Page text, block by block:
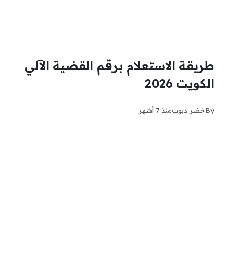
طريقة الاستعلام برقم القضية الآلي
الكويت 2026
Byخضر ديوبمنذ 7 أشهر